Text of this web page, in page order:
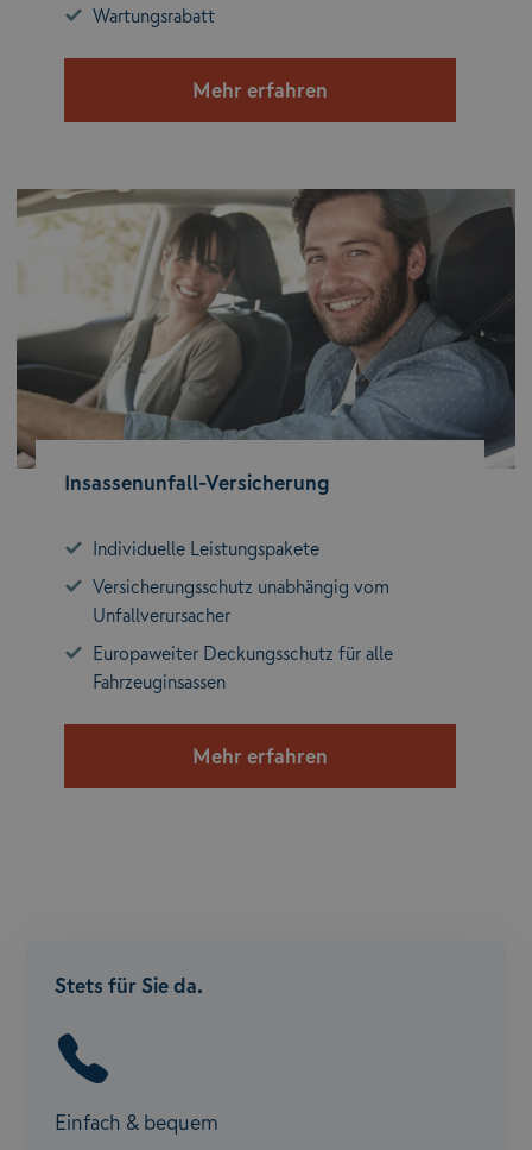
Wartungsrabatt
Mehr erfahren
Insassenunfall-Versicherung
Individuelle Leistungspakete
Versicherungsschutz unabhängig vom
Unfallverursacher
Europaweiter Deckungsschutz für alle
Fahrzeuginsassen
Mehr erfahren
Stets für Sie da.
Einfach & bequem